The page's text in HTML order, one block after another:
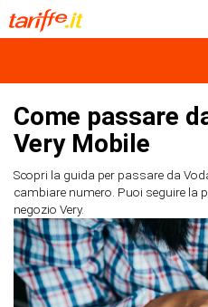
Come passare
Very Mobile
Scopri la guida per passare da
cambiare numero. Puoi seguire la
negozio Very.